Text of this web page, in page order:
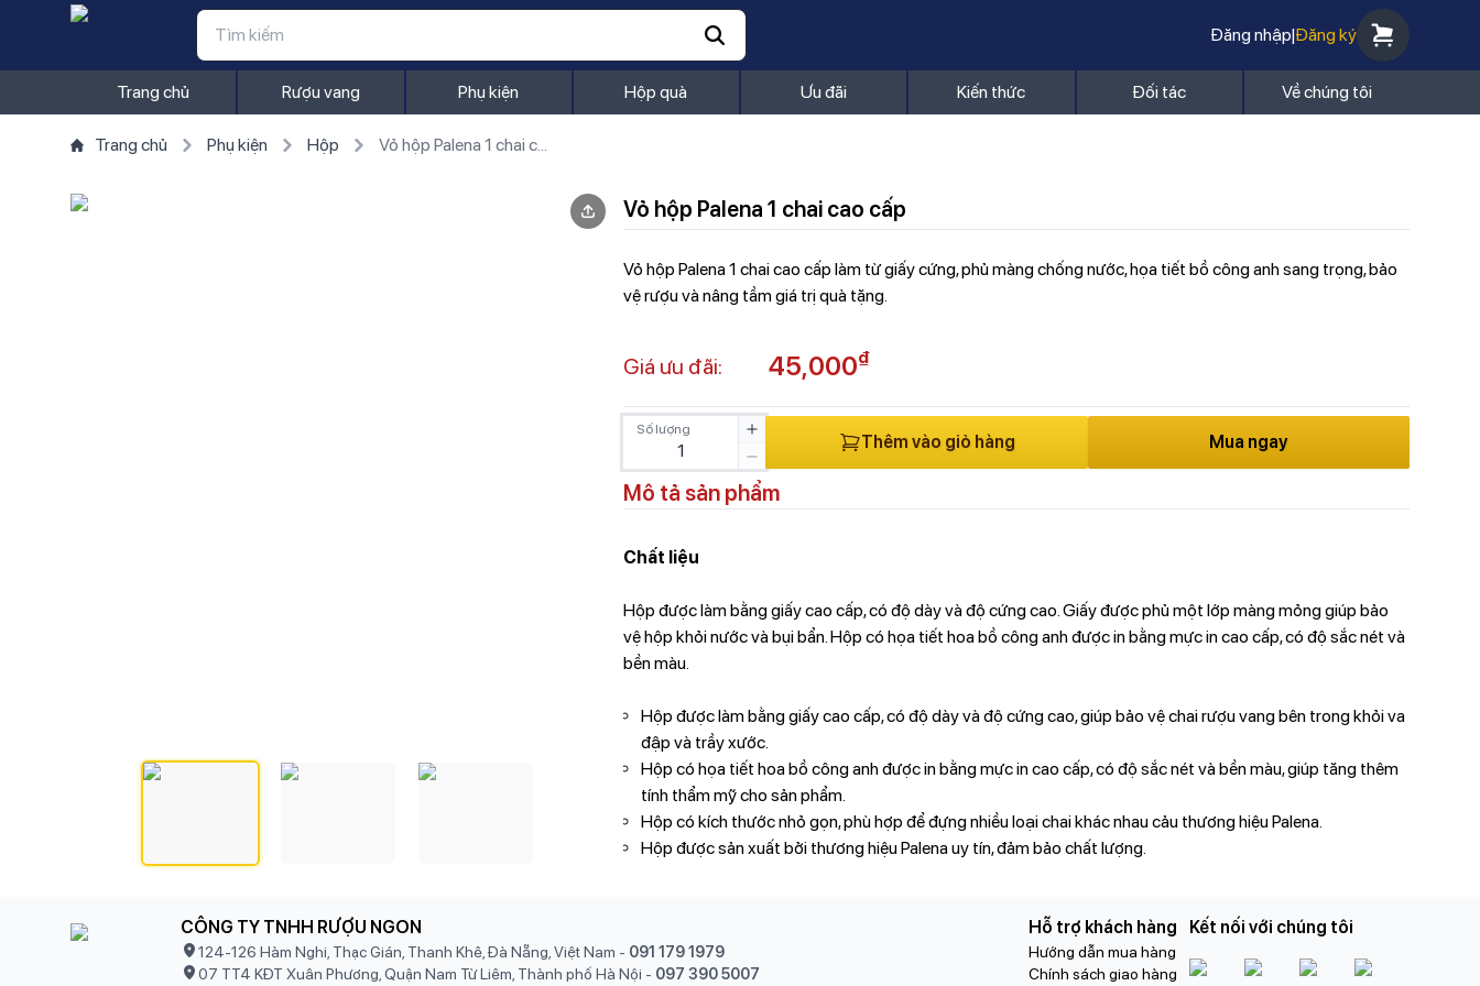
Đăng nhập|Đăng ký
Trang chủ Rượu vang Phụ kiện Hộp quà Ưu đãi Kiến thức Đối tác Về chúng tôi
Trang chủ Phụ kiện Hộp Vỏ hộp Palena 1 chai cao cấp
Vỏ hộp Palena 1 chai cao cấp
Vỏ hộp Palena 1 chai cao cấp làm từ giấy cứng, phủ màng chống nước, họa tiết bồ công anh sang trọng, bảo
vệ rượu và nâng tầm giá trị quà tặng.
Giá ưu đãi: 45,000₫
Số lượng
Thêm vào giỏ hàng Mua ngay
Mô tả sản phẩm
Chất liệu
Hộp được làm bằng giấy cao cấp, có độ dày và độ cứng cao. Giấy được phủ một lớp màng mỏng giúp bảo
vệ hộp khỏi nước và bụi bẩn. Hộp có họa tiết hoa bồ công anh được in bằng mực in cao cấp, có độ sắc nét và
bền màu.
Hộp được làm bằng giấy cao cấp, có độ dày và độ cứng cao, giúp bảo vệ chai rượu vang bên trong khỏi va
đập và trầy xước.
Hộp có họa tiết hoa bồ công anh được in bằng mực in cao cấp, có độ sắc nét và bền màu, giúp tăng thêm
tính thẩm mỹ cho sản phẩm.
Hộp có kích thước nhỏ gọn, phù hợp để đựng nhiều loại chai khác nhau cảu thương hiệu Palena.
Hộp được sản xuất bởi thương hiệu Palena uy tín, đảm bảo chất lượng.
CÔNG TY TNHH RƯỢU NGON
124-126 Hàm Nghi, Thạc Gián, Thanh Khê, Đà Nẵng, Việt Nam - 091 179 1979
07 TT4 KĐT Xuân Phương, Quận Nam Từ Liêm, Thành phố Hà Nội - 097 390 5007
Hỗ trợ khách hàng
Hướng dẫn mua hàng
Chính sách giao hàng
Kết nối với chúng tôi